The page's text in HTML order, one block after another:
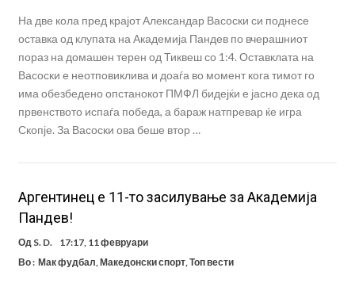
На две кола пред крајот Александар Васоски си поднесе
оставка од клупата на Академија Пандев по вчерашниот
пораз на домашен терен од Тиквеш со 1:4. Оставклата на
Васоски е неотповиклива и доаѓа во момент кога тимот го
има обезбедено опстанокот ПМФЛ бидејќи е јасно дека од
првенството испаѓа победа, а бараж натпревар ќе игра
Скопје. За Васоски ова беше втор …
Aргентинец е 11-то засилување за Академија
Пандев!
Од S. D.
17:17, 11 февруари
Во : Мак фудбал,Македонски спорт,Топ вести